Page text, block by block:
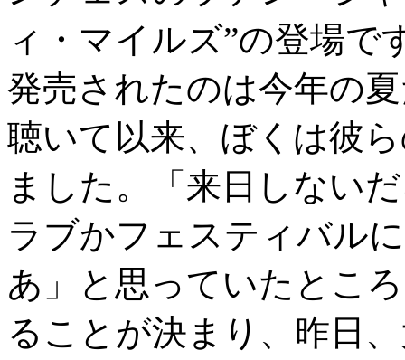
ィ・マイルズ”の登場で
発売されたのは今年の
聴いて以来、ぼくは彼
ました。「来日しない
ラブかフェスティバル
あ」と思っていたとこ
ることが決まり、昨日